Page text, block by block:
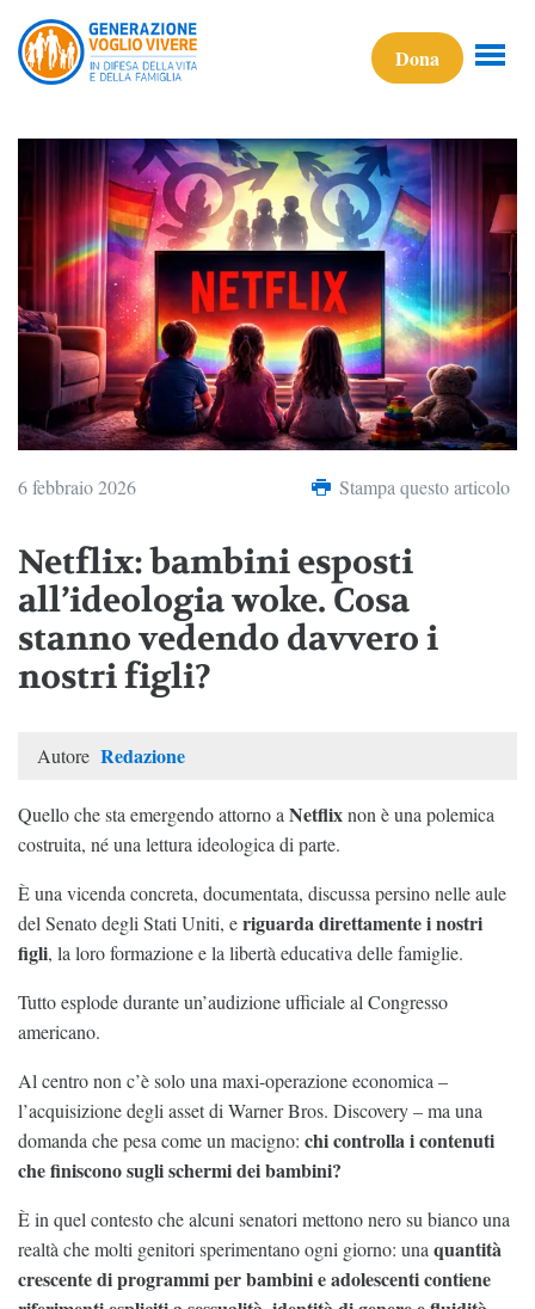
Dona
6 febbraio 2026 Stampa questo articolo
Netflix: bambini esposti
all’ideologia woke. Cosa
stanno vedendo davvero i
nostri figli?
Autore Redazione
Quello che sta emergendo attorno a Netflixnon è una polemica
costruita, né una lettura ideologica di parte.
È una vicenda concreta, documentata, discussa persino nelle aule
del Senato degli Stati Uniti, eriguarda direttamente i nostri
figli, la loro formazione e la libertà educativa delle famiglie.
Tutto esplode durante un’audizione ufficiale al Congresso
americano.
Al centro non c’è solo una maxi-operazione economica –
l’acquisizione degli asset di Warner Bros. Discovery – ma una
domanda che pesa come un macigno: chi controlla i contenuti
che finiscono sugli schermi dei bambini?
È in quel contesto che alcuni senatori mettono nero su bianco una
realtà che molti genitori sperimentano ogni giorno: una quantità
crescente di programmi per bambini e adolescenti contiene